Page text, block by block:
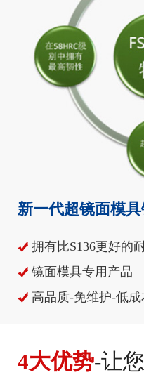
新一代超镜面模
拥有比S136更好的
镜面模具专用产品
高品质-免维护-低成
4大优势-让